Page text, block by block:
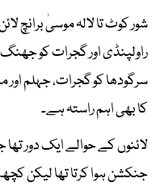
شور کوٹ تا لالہ موسیٰ برانچ
راولپنڈی اور گجرات کو
سرگودھا کو گجرات، جہلم
کا بھی اہم راستہ ہے۔
لائنوں کے حوالے ایک دور
جنکشن ہوا کرتا تھا لیکن